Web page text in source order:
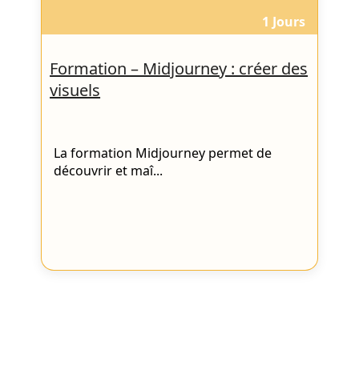
1 Jours
Formation – Midjourney : créer des
visuels
La formation Midjourney permet de
découvrir et maî...